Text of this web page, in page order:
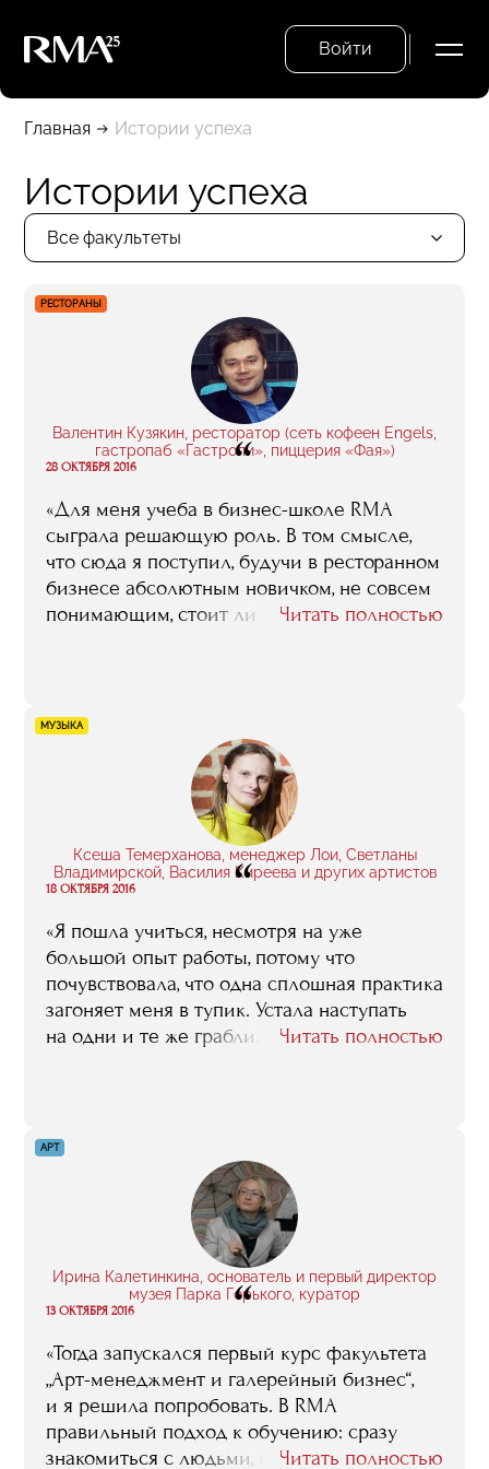
Войти
Главная Истории успеха
Истории успеха
Все факультеты
РЕСТОРАНЫ
Валентин Кузякин, ресторатор (сеть кофеен Engels,
гастропаб «Гастроли», пиццерия «Фая»)
“
28 ОКТЯБРЯ 2016
«Для меня учеба в бизнес-школе RMA
сыграла решающую роль. В том смысле,
что сюда я поступил, будучи в ресторанном
бизнесе абсолютным новичком, не совсем
понимающим, стоит ли этим делом вообще
и именно это дело и будет моей
Читать полностью
МУЗЫКА
Ксеша Темерханова, менеджер Лои, Светланы
Владимирской, Василия Киреева и других артистов
“
18 ОКТЯБРЯ 2016
«Я пошла учиться, несмотря на уже
большой опыт работы, потому что
почувствовала, что одна сплошная практика
загоняет меня в тупик. Устала наступать
на одни и те же грабли. Нужны были
недостающую информацию, которой мне
Читать полностью
АРТ
Ирина Калетинкина, основатель и первый директор
музея Парка Горького, куратор
“
13 ОКТЯБРЯ 2016
«Тогда запускался первый курс факультета
„Арт-менеджмент и галерейный бизнес“,
и я решила попробовать. В RMA
правильный подход к обучению: сразу
знакомиться с людьми, которыеЧитать полностью